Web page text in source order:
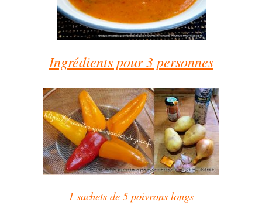
Ingrédients pour 3 personnes
1 sachets de 5 poivrons longs